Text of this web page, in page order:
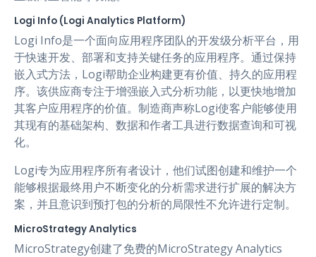
Logi Info (Logi Analytics Platform)
Logi Info是一个面向应用程序团队的开发级分析平台，用
于快速开发、部署和支持关键任务的应用程序。通过保持
嵌入式方法，Logi帮助企业构建更有价值、持久的应用程
序。该供应商专注于增强嵌入式分析功能，以更快地增加
其客户应用程序的价值。制造商声称Logi使客户能够使用
其现有的基础架构、数据和作者工具进行数据查询和可视
化。
Logi专为应用程序所有者设计，他们试图创建和维护一个
能够根据最终用户不断变化的分析需求进行扩展的解决方
案，并且意识到预打包的分析的局限性不允许进行定制。
MicroStrategy Analytics
MicroStrategy创建了免费的MicroStrategy Analytics